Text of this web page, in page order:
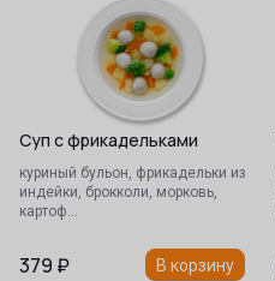
Суп с фрикадельками
куриный бульон, фрикадельки из
индейки, брокколи, морковь,
картоф…
379 ₽ В корзину